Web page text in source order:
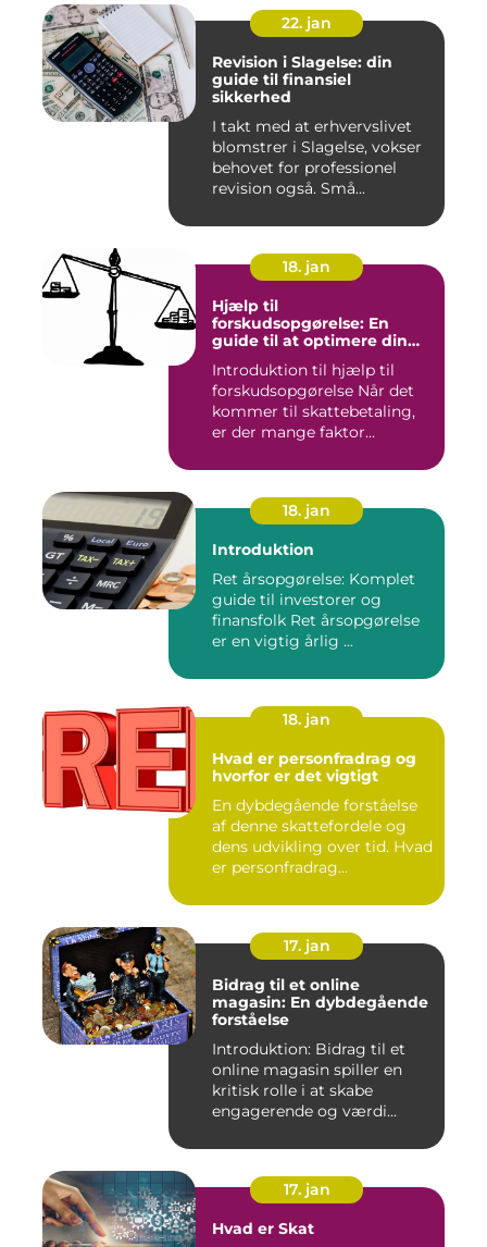
22. jan
Revision i Slagelse: din
guide til finansiel
sikkerhed
I takt med at erhvervslivet
blomstrer i Slagelse, vokser
behovet for professionel
revision også. Små...
18. jan
Hjælp til
forskudsopgørelse: En
guide til at optimere din
Introduktion til hjælp til
forskudsopgørelse Når det
kommer til skattebetaling,
er der mange faktor...
18. jan
Introduktion
Ret årsopgørelse: Komplet
guide til investorer og
finansfolk Ret årsopgørelse
er en vigtig årlig ...
18. jan
Hvad er personfradrag og
hvorfor er det vigtigt
En dybdegående forståelse
af denne skattefordele og
dens udvikling over tid. Hvad
er personfradrag...
17. jan
Bidrag til et online
magasin: En dybdegående
forståelse
Introduktion: Bidrag til et
online magasin spiller en
kritisk rolle i at skabe
engagerende og værdi...
17. jan
Hvad er Skat